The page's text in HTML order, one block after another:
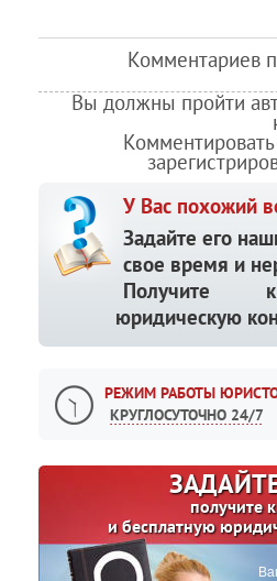
Комментариев
Вы должны пройти
У Вас похожий
Задайте его
свое время и
Получите
юридическую
РЕЖИМ РАБОТЫ
КРУГЛОСУТОЧНО 24/7
получите
и бесплатную